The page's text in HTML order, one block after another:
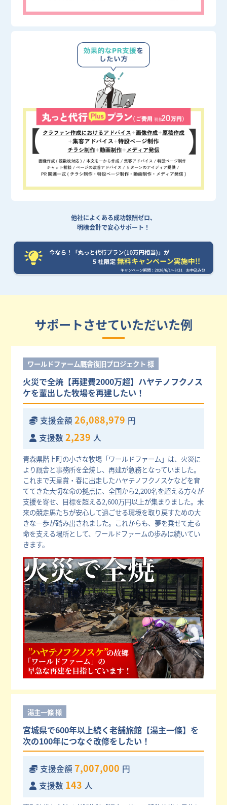
他社によくある成功報酬ゼロ、
明瞭会計で安心サポート！
サポートさせていただいた例
ワールドファーム厩舎復旧プロジェクト 様
火災で全焼【再建費2000万超】ハヤテノフクノス
ケを輩出した牧場を再建したい！
支援金額 26,088,979 円
支援数 2,239 人
青森県階上町の小さな牧場「ワールドファーム」は、火災に
より厩舎と事務所を全焼し、再建が急務となっていました。
これまで天皇賞・春に出走したハヤテノフクノスケなどを育
ててきた大切な命の拠点に、全国から2,200名を超える方々が
支援を寄せ、目標を超える2,600万円以上が集まりました。未
来の競走馬たちが安心して過ごせる環境を取り戻すための大
きな一歩が踏み出されました。これからも、夢を乗せて走る
命を支える場所として、ワールドファームの歩みは続いてい
きます。
湯主一條 様
宮城県で600年以上続く老舗旅館【湯主一條】を
次の100年につなぐ改修をしたい！
支援金額 7,007,000 円
支援数 143 人